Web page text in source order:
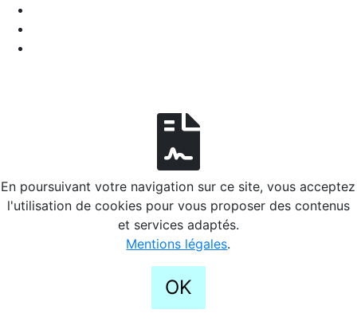
En poursuivant votre navigation sur ce site, vous acceptez
l'utilisation de cookies pour vous proposer des contenus
et services adaptés.
Mentions légales.
OK